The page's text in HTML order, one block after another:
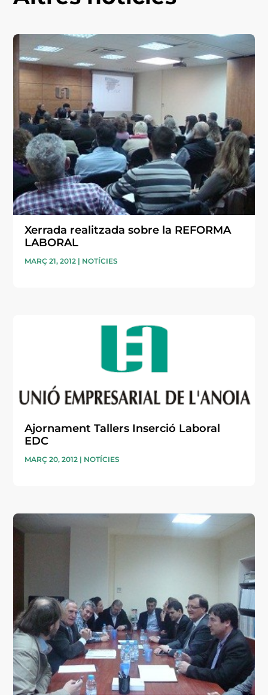
Xerrada realitzada sobre la REFORMA
LABORAL
MARÇ 21, 2012 | NOTÍCIES
Ajornament Tallers Inserció Laboral
EDC
MARÇ 20, 2012 | NOTÍCIES